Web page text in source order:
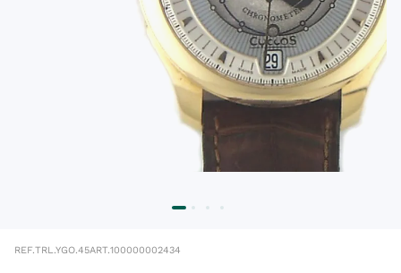
REF.TRL.YGO.45ART.100000002434